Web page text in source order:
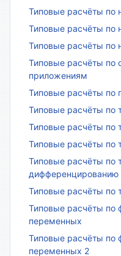
Типовые расчёты по
Типовые расчёты по
Типовые расчёты по
Типовые расчёты по
приложениям
Типовые расчёты по
Типовые расчёты по
Типовые расчёты по
Типовые расчёты по
Типовые расчёты по
дифференцированию
Типовые расчёты по
Типовые расчёты по
переменных
Типовые расчёты по
переменных 2